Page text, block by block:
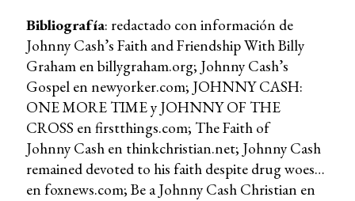
Bibliografía: redactado con información de
Johnny Cash’s Faith and Friendship With Billy
Graham en billygraham.org; Johnny Cash’s
Gospel en newyorker.com; JOHNNY CASH:
ONE MORE TIME y JOHNNY OF THE
CROSS en firstthings.com; The Faith of
Johnny Cash en thinkchristian.net; Johnny Cash
remained devoted to his faith despite drug woes…
en foxnews.com; Be a Johnny Cash Christian en